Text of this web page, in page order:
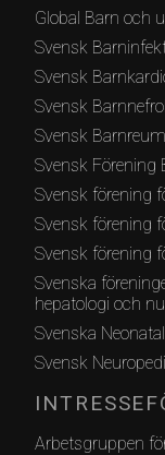
Global Barn och
Svensk
Svensk
Svensk
Svensk
Svensk Förening
Svensk förening
Svensk förening
Svensk förening
Svenska
hepatologi och
Svenska
Svensk
Arbetsgruppen